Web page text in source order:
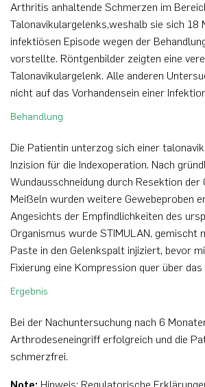
Arthritis anhaltende Schmerzen im
Talonavikulargelenks,weshalb sie sich 18
infektiösen Episode wegen der
vorstellte. Röntgenbilder zeigten eine
Talonavikulargelenk. Alle anderen
nicht auf das Vorhandensein einer
Behandlung
Die Patientin unterzog sich einer
Inzision für die Indexoperation. Nach
Wundausschneidung durch Resektion der
Meißeln wurden weitere Gewebeproben
Angesichts der Empfindlichkeiten des
Organismus wurde STIMULAN, gemischt
Paste in den Gelenkspalt injiziert, bevor
Fixierung eine Kompression quer über
Ergebnis
Bei der Nachuntersuchung nach 6
Arthrodeseneingriff erfolgreich und die
schmerzfrei.